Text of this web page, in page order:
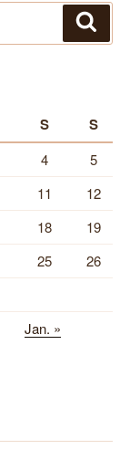
S S
4
5
11
12
18
19
25
26
Jan. »